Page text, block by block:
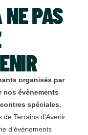
PAS
organisés par
nos évènements
spéciales.
Terrains d’Avenir.
d’événements